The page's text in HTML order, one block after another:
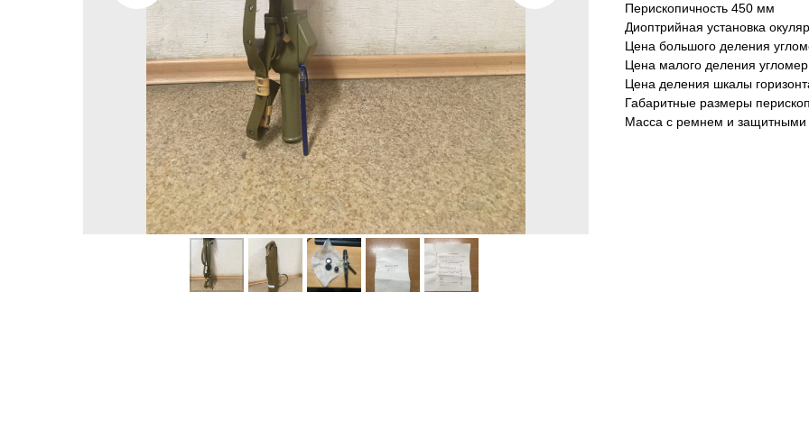
Перископичность 450 мм
Диоптрийная установка
Цена большого деления
Цена малого деления
Цена деления шкалы
Габаритные размеры
Масса с ремнем и защитными